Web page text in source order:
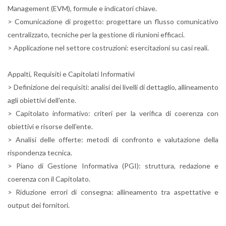
Management (EVM), formule e indicatori chiave.
> Comunicazione di progetto: progettare un flusso comunicativo
centralizzato, tecniche per la gestione di riunioni efficaci.
> Applicazione nel settore costruzioni: esercitazioni su casi reali.
Appalti, Requisiti e Capitolati Informativi
> Definizione dei requisiti: analisi dei livelli di dettaglio, allineamento
agli obiettivi dell'ente.
> Capitolato informativo: criteri per la verifica di coerenza con
obiettivi e risorse dell'ente.
> Analisi delle offerte: metodi di confronto e valutazione della
rispondenza tecnica.
> Piano di Gestione Informativa (PGI): struttura, redazione e
coerenza con il Capitolato.
> Riduzione errori di consegna: allineamento tra aspettative e
output dei fornitori.